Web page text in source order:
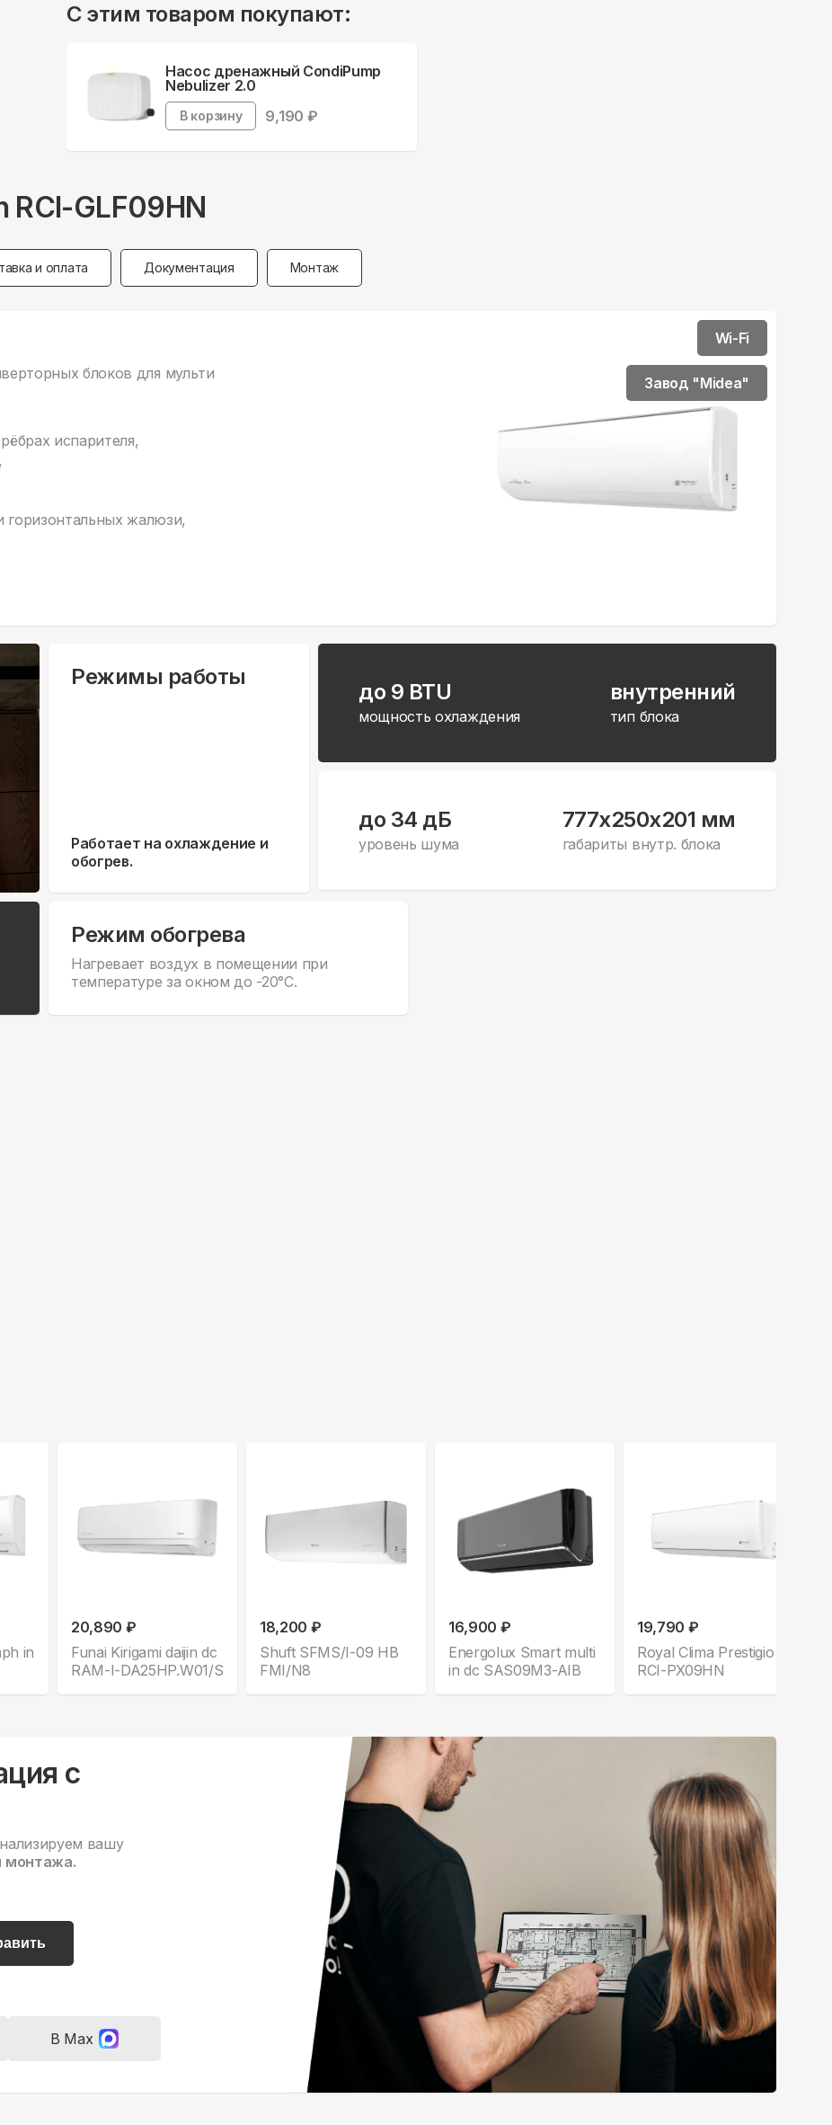
С этим товаром покупают:
Насос дренажный CondiPump
Nebulizer 2.0
В корзину 9,190 ₽
RCI-GLF09HN
и оплата Документация Монтаж
блоков для мульти
испарителя,
горизонтальных жалюзи,
Wi-Fi
Завод "Midea"
Режимы работы
Работает на охлаждение и
обогрев.
до 9 BTU
мощность охлаждения
внутренний
тип блока
до 34 дБ
уровень шума
777x250x201 мм
габариты внутр. блока
Режим обогрева
Нагревает воздух в помещении при
температуре за окном до -20°С.
in
20,890 ₽
Funai Kirigami daijin dc
RAM-I-DA25HP.W01/S
18,200 ₽
Shuft SFMS/I-09 HB
FMI/N8
16,900 ₽
Energolux Smart multi
in dc SAS09M3-AIB
19,790 ₽
Royal Clima Prestigio in
RCI-PX09HN
с
вашу
монтажа.
В Max